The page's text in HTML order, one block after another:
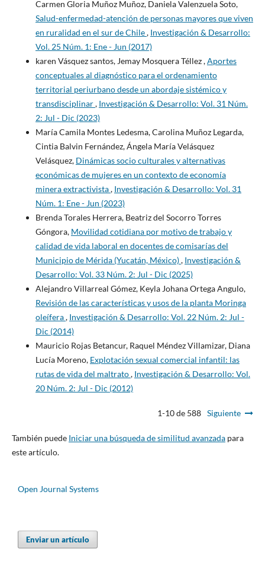
Carmen Gloria Muñoz Muñoz, Daniela Valenzuela Soto,
Salud-enfermedad-atención de personas mayores que viven
en ruralidad en el sur de Chile, Investigación & Desarrollo:
Vol. 25 Núm. 1: Ene - Jun (2017)
karen Vásquez santos, Jemay Mosquera Téllez ,Aportes
conceptuales al diagnóstico para el ordenamiento
territorial periurbano desde un abordaje sistémico y
transdisciplinar, Investigación & Desarrollo: Vol. 31 Núm.
2: Jul - Dic (2023)
María Camila Montes Ledesma, Carolina Muñoz Legarda,
Cintia Balvin Fernández, Ángela María Velásquez
Velásquez, Dinámicas socio culturales y alternativas
económicas de mujeres en un contexto de economía
minera extractivista, Investigación & Desarrollo: Vol. 31
Núm. 1: Ene - Jun (2023)
Brenda Torales Herrera, Beatriz del Socorro Torres
Góngora, Movilidad cotidiana por motivo de trabajo y
calidad de vida laboral en docentes de comisarías del
Municipio de Mérida (Yucatán, México), Investigación &
Desarrollo: Vol. 33 Núm. 2: Jul - Dic (2025)
Alejandro Villarreal Gómez, Keyla Johana Ortega Angulo,
Revisión de las características y usos de la planta Moringa
oleífera, Investigación & Desarrollo: Vol. 22 Núm. 2: Jul -
Dic (2014)
Mauricio Rojas Betancur, Raquel Méndez Villamizar, Diana
Lucía Moreno, Explotación sexual comercial infantil: las
rutas de vida del maltrato, Investigación & Desarrollo: Vol.
20 Núm. 2: Jul - Dic (2012)
1-10 de 588 Siguiente
También puede Iniciar una búsqueda de similitud avanzadapara
este artículo.
Open Journal Systems
Enviar un artículo